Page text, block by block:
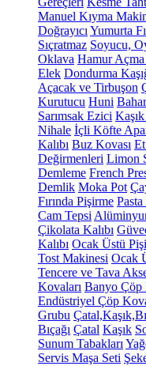
Manuel Kıyma
Doğrayıcı Yumurta
Sıçratmaz Soyucu,
Oklava Hamur Açma
Elek Dondurma
Açacak ve Tirbuşon
Kurutucu Huni
Sarımsak Ezici
Nihale İçli Köfte
Kalıbı Buz Kovası
Değirmenleri Limon
Demleme French
Demlik Moka Pot
Fırında Pişirme Pasta
Cam Tepsi
Çikolata Kalıbı
Kalıbı Ocak Üstü
Tost Makinesi Ocak
Tencere ve Tava
Kovaları Banyo Çöp
Endüstriyel Çöp
Grubu
Bıçağı Çatal Kaşık
Sunum Tabakları
Servis Maşa Seti